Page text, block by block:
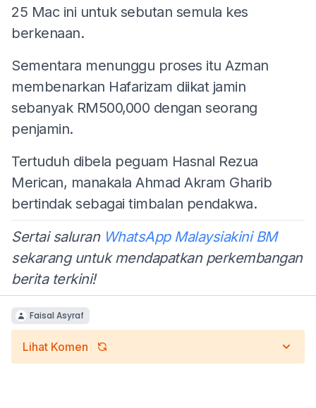
25 Mac ini untuk sebutan semula kes
berkenaan.
Sementara menunggu proses itu Azman
membenarkan Hafarizam diikat jamin
sebanyak RM500,000 dengan seorang
penjamin.
Tertuduh dibela peguam Hasnal Rezua
Merican, manakala Ahmad Akram Gharib
bertindak sebagai timbalan pendakwa.
Sertai saluran WhatsApp Malaysiakini BM
sekarang untuk mendapatkan perkembangan
berita terkini!
Faisal Asyraf
Lihat Komen